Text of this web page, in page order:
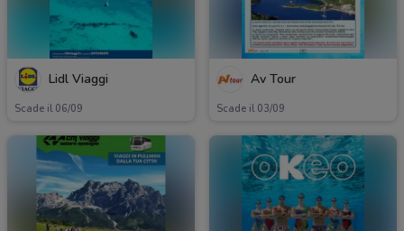
Lidl Viaggi
Scade il 06/09
Av Tour
Scade il 03/09